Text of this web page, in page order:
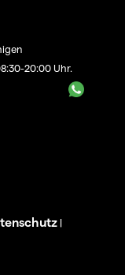
20:00 Uhr.
|